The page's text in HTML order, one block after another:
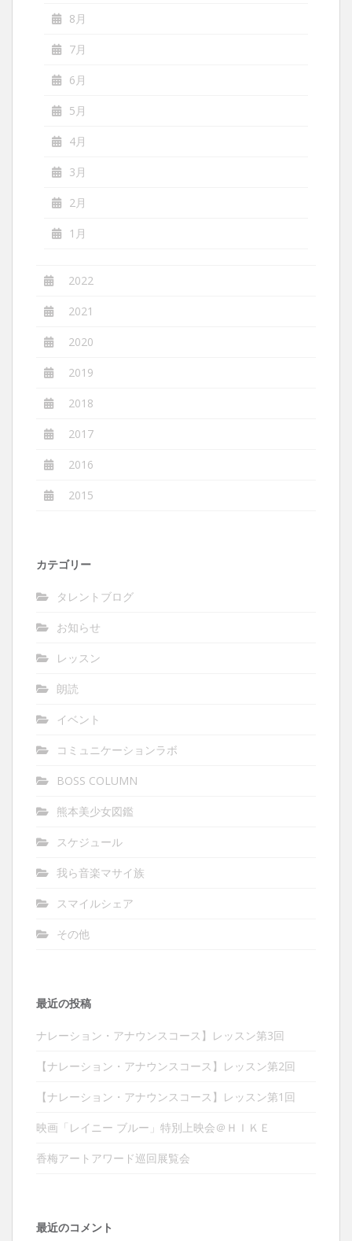
8月
7月
6月
5月
4月
3月
2月
1月
2022
2021
2020
2019
2018
2017
2016
2015
カテゴリー
タレントブログ
お知らせ
レッスン
朗読
イベント
コミュニケーションラボ
BOSS COLUMN
熊本美少女図鑑
スケジュール
我ら音楽マサイ族
スマイルシェア
その他
最近の投稿
ナレーション・アナウンスコース】レッスン第3回
【ナレーション・アナウンスコース】レッスン第2回
【ナレーション・アナウンスコース】レッスン第1回
映画「レイニー ブルー」特別上映会＠ＨＩＫＥ
香梅アートアワード巡回展覧会
最近のコメント